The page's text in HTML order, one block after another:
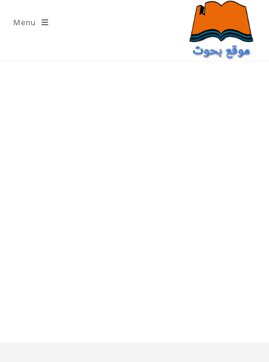
content
Menu